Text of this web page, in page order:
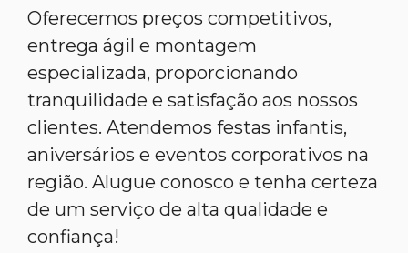
Oferecemos preços competitivos,
entrega ágil e montagem
especializada, proporcionando
tranquilidade e satisfação aos nossos
clientes. Atendemos festas infantis,
aniversários e eventos corporativos na
região. Alugue conosco e tenha certeza
de um serviço de alta qualidade e
confiança!